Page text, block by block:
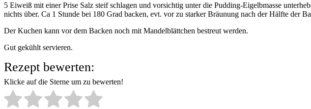
5 Eiweiß mit einer Prise Salz steif schlagen und vorsichtig unter die Pudding-Eigelbmasse
nichts über. Ca 1 Stunde bei 180 Grad backen, evt. vor zu starker Bräunung nach der Hälfte der
Der Kuchen kann vor dem Backen noch mit Mandelblättchen bestreut werden.
Gut gekühlt servieren.
Rezept bewerten:
Klicke auf die Sterne um zu bewerten!